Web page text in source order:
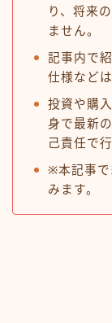
り、将来
ません。
記事内で
仕様など
投資や購
身で最新
己責任で
※本記事で
みます。